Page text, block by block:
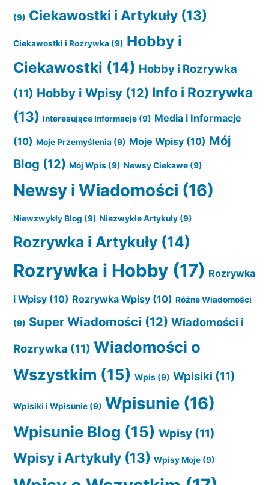
(9) Ciekawostki i Artykuły (13)
Ciekawostki i Rozrywka (9) Hobby i
Ciekawostki (14) Hobby i Rozrywka
(11) Hobby i Wpisy (12) Info i Rozrywka
(13) Interesujące Informacje (9) Media i Informacje
(10) Moje Przemyślenia (9) Moje Wpisy (10) Mój
Blog (12) Mój Wpis (9) Newsy Ciekawe (9)
Newsy i Wiadomości (16)
Niewzwykły Blog (9) Niezwykłe Artykuły (9)
Rozrywka i Artykuły (14)
Rozrywka i Hobby (17) Rozrywka
i Wpisy (10) Rozrywka Wpisy (10) Różne Wiadomości
(9) Super Wiadomości (12) Wiadomości i
Rozrywka (11) Wiadomości o
Wszystkim (15) Wpis (9) Wpisiki (11)
Wpisiki i Wpisunie (9) Wpisunie (16)
Wpisunie Blog (15) Wpisy (11)
Wpisy i Artykuły (13) Wpisy Moje (9)